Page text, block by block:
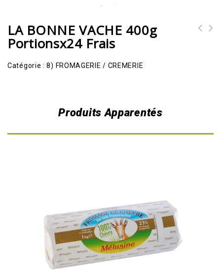
LA BONNE VACHE 400g
Portionsx24 Frais
Catégorie :8) FROMAGERIE / CREMERIE
Produits Apparentés